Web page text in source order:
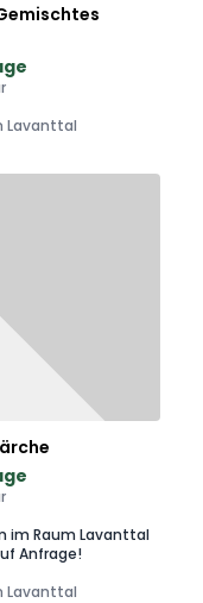
Lavanttal
im Raum Lavanttal
Anfrage!
Lavanttal